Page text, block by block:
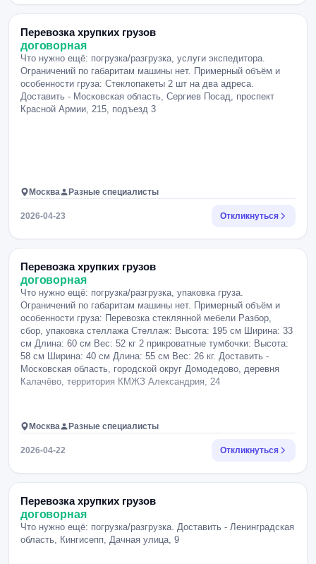
Перевозка хрупких грузов
договорная
Что нужно ещё: погрузка/разгрузка, услуги экспедитора.
Ограничений по габаритам машины нет. Примерный объём и
особенности груза: Стеклопакеты 2 шт на два адреса.
Доставить - Московская область, Сергиев Посад, проспект
Красной Армии, 215, подъезд 3
Москва Разные специалисты
2026-04-23 Откликнуться
Перевозка хрупких грузов
договорная
Что нужно ещё: погрузка/разгрузка, упаковка груза.
Ограничений по габаритам машины нет. Примерный объём и
особенности груза: Перевозка стеклянной мебели Разбор,
сбор, упаковка стеллажа Стеллаж: Высота: 195 см Ширина: 33
см Длина: 60 см Вес: 52 кг 2 прикроватные тумбочки: Высота:
58 см Ширина: 40 см Длина: 55 см Вес: 26 кг. Доставить -
Московская область, городской округ Домодедово, деревня
Калачёво, территория КМЖЗ Александрия, 24
Москва Разные специалисты
2026-04-22 Откликнуться
Перевозка хрупких грузов
договорная
Что нужно ещё: погрузка/разгрузка. Доставить - Ленинградская
область, Кингисепп, Дачная улица, 9